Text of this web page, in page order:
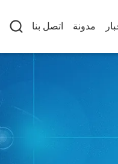
مدونة اتصل بنا